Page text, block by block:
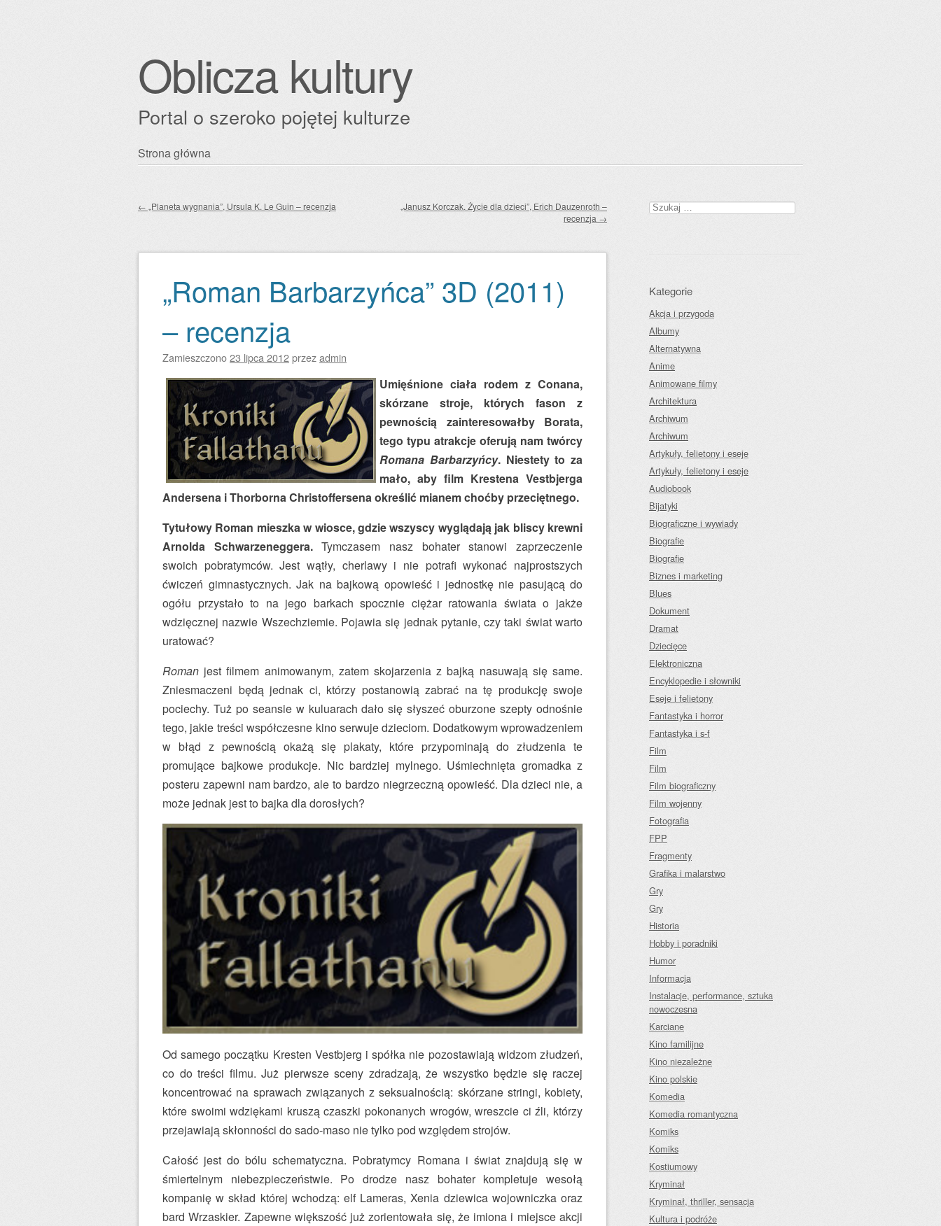
Oblicza kultury
Portal o szeroko pojętej kulturze
Przejdź
Strona główna
← „Planeta wygnania”, Ursula K. Le Guin – recenzja
„Janusz Korczak. Życie dla dzieci”, Erich Dauzenroth –
recenzja →
„Roman Barbarzyńca” 3D (2011)
– recenzja
Zamieszczono23 lipca 2012przezadmin
Umięśnione ciała rodem z Conana,
skórzane stroje, których fason z
pewnością zainteresowałby Borata,
tego typu atrakcje oferują nam twórcy
Romana Barbarzyńcy. Niestety to za
mało, aby film Krestena Vestbjerga
Andersena i Thorborna Christoffersena określić mianem choćby przeciętnego.
Tytułowy Roman mieszka w wiosce, gdzie wszyscy wyglądają jak bliscy krewni
Arnolda Schwarzeneggera.Tymczasem nasz bohater stanowi zaprzeczenie
swoich pobratymców. Jest wątły, cherlawy i nie potrafi wykonać najprostszych
ćwiczeń gimnastycznych. Jak na bajkową opowieść i jednostkę nie pasującą do
ogółu przystało to na jego barkach spocznie ciężar ratowania świata o jakże
wdzięcznej nazwie Wszechziemie. Pojawia się jednak pytanie, czy taki świat warto
uratować?
Roman jest filmem animowanym, zatem skojarzenia z bajką nasuwają się same.
Zniesmaczeni będą jednak ci, którzy postanowią zabrać na tę produkcję swoje
pociechy. Tuż po seansie w kuluarach dało się słyszeć oburzone szepty odnośnie
tego, jakie treści współczesne kino serwuje dzieciom. Dodatkowym wprowadzeniem
w błąd z pewnością okażą się plakaty, które przypominają do złudzenia te
promujące bajkowe produkcje. Nic bardziej mylnego. Uśmiechnięta gromadka z
posteru zapewni nam bardzo, ale to bardzo niegrzeczną opowieść. Dla dzieci nie, a
może jednak jest to bajka dla dorosłych?
Od samego początku Kresten Vestbjerg i spółka nie pozostawiają widzom złudzeń,
co do treści filmu. Już pierwsze sceny zdradzają, że wszystko będzie się raczej
koncentrować na sprawach związanych z seksualnością: skórzane stringi, kobiety,
które swoimi wdziękami kruszą czaszki pokonanych wrogów, wreszcie ci źli, którzy
przejawiają skłonności do sado-maso nie tylko pod względem strojów.
Całość jest do bólu schematyczna. Pobratymcy Romana i świat znajdują się w
śmiertelnym niebezpieczeństwie. Po drodze nasz bohater kompletuje wesołą
kompanię w skład której wchodzą: elf Lameras, Xenia dziewica wojowniczka oraz
bard Wrzaskier. Zapewne większość już zorientowała się, że imiona i miejsce akcji
Szukaj:
Kategorie
Akcja i przygoda
Albumy
Alternatywna
Anime
Animowane filmy
Architektura
Archiwum
Archiwum
Artykuły, felietony i eseje
Artykuły, felietony i eseje
Audiobook
Bijatyki
Biograficzne i wywiady
Biografie
Biografie
Biznes i marketing
Blues
Dokument
Dramat
Dziecięce
Elektroniczna
Encyklopedie i słowniki
Eseje i felietony
Fantastyka i horror
Fantastyka i s-f
Film
Film
Film biograficzny
Film wojenny
Fotografia
FPP
Fragmenty
Grafika i malarstwo
Gry
Gry
Historia
Hobby i poradniki
Humor
Informacja
Instalacje, performance, sztuka
nowoczesna
Karciane
Kino familijne
Kino niezależne
Kino polskie
Komedia
Komedia romantyczna
Komiks
Komiks
Kostiumowy
Kryminał
Kryminał, thriller, sensacja
Kultura i podróże